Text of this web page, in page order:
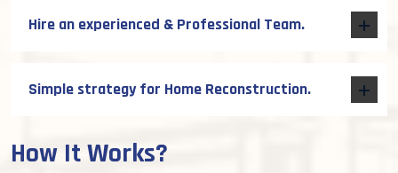
Hire an experienced & Professional Team.
Simple strategy for Home Reconstruction.
How It Works?